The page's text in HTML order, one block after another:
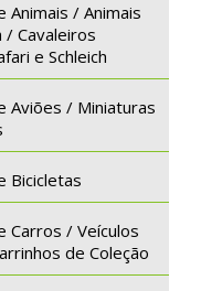
Animais / Animais
/ Cavaleiros
e Schleich
Aviões / Miniaturas
Bicicletas
Carros / Veículos
de Coleção